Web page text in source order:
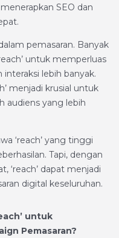
SEO dan
pemasaran. Banyak
untuk memperluas
interaksi lebih banyak.
menjadi krusial untuk
audiens yang lebih
‘reach’ yang tinggi
Tapi, dengan
‘reach’ dapat menjadi
digital keseluruhan.
untuk
Pemasaran?